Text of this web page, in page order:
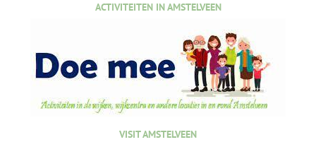
ACTIVITEITEN IN AMSTELVEEN
VISIT AMSTELVEEN